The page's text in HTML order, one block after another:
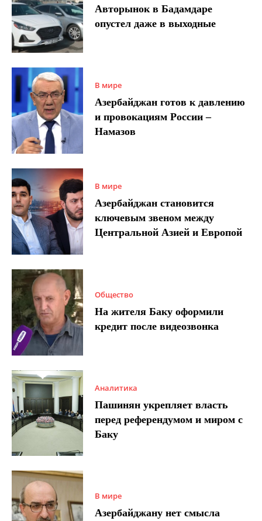
Авторынок в Бадамдаре
опустел даже в выходные
В мире
Азербайджан готов к давлению
и провокациям России –
Намазов
В мире
Азербайджан становится
ключевым звеном между
Центральной Азией и Европой
Общество
На жителя Баку оформили
кредит после видеозвонка
Аналитика
Пашинян укрепляет власть
перед референдумом и миром с
Баку
В мире
Азербайджану нет смысла